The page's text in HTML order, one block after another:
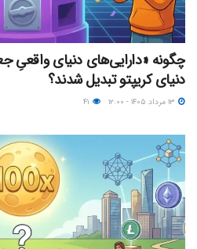
چگونه «دارایی‌های دنیای واقعیِ
دنیای کریپتو تبدیل شدند؟